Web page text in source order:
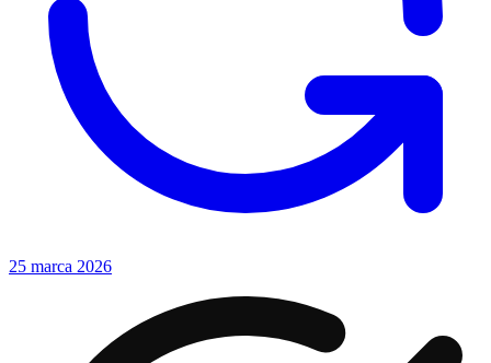
25 marca 2026